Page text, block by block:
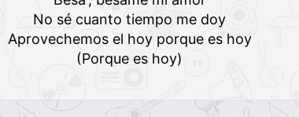
No sé cuanto tiempo me doy
Aprovechemos el hoy porque es hoy
(Porque es hoy)